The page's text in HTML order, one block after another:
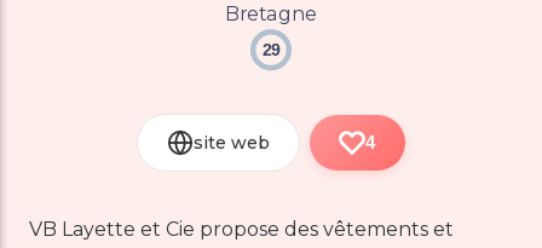
Bretagne
29
site web 4
VB Layette et Cie propose des vêtements et